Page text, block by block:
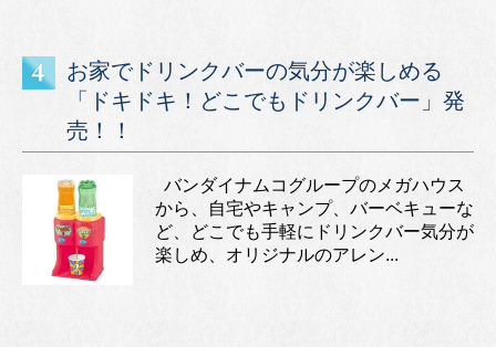
お家でドリンクバーの気分が楽しめる
「ドキドキ！どこでもドリンクバー」発
売！！
バンダイナムコグループのメガハウス
から、自宅やキャンプ、バーベキューな
ど、どこでも手軽にドリンクバー気分が
楽しめ、オリジナルのアレン...